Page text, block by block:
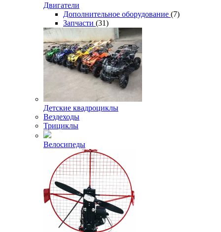
Двигатели
Дополнительное оборудование (7)
Запчасти (31)
Детские квадроциклы
Вездеходы
Трициклы
Велосипеды